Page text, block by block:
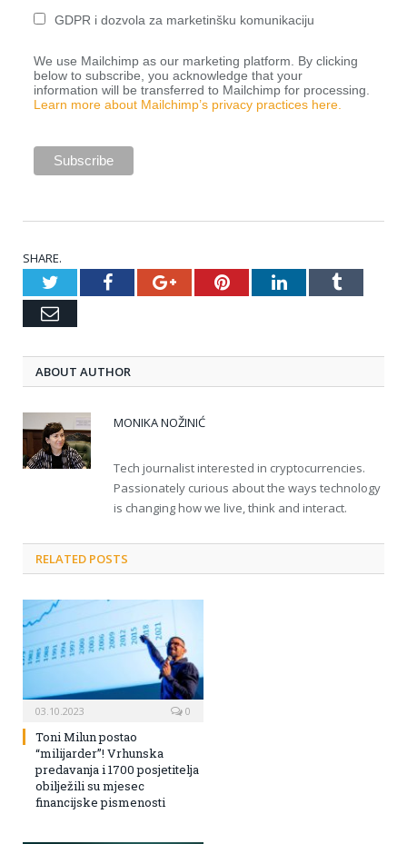
GDPR i dozvola za marketinšku komunikaciju
We use Mailchimp as our marketing platform. By clicking
below to subscribe, you acknowledge that your
information will be transferred to Mailchimp for processing.
Learn more about Mailchimp’s privacy practices here.
SHARE.
TwitterFacebookGoogle+PinterestLinkedInTumblr
Email
ABOUT AUTHOR
MONIKA NOŽINIĆ
Tech journalist interested in cryptocurrencies.
Passionately curious about the ways technology
is changing how we live, think and interact.
RELATED POSTS
03.10.2023 0
Toni Milun postao
“milijarder”! Vrhunska
predavanja i 1700 posjetitelja
obilježili su mjesec
financijske pismenosti